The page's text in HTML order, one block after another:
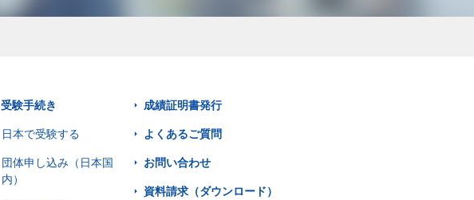
受験手続き
日本で受験する
団体申し込み（日本国
内）
成績証明書発行
よくあるご質問
お問い合わせ
資料請求（ダウンロード）